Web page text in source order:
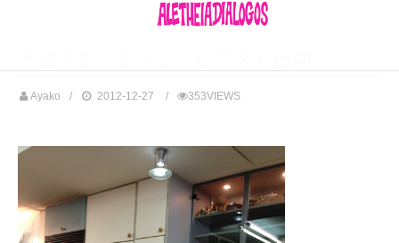
Ayako 2012-12-27 353VIEWS